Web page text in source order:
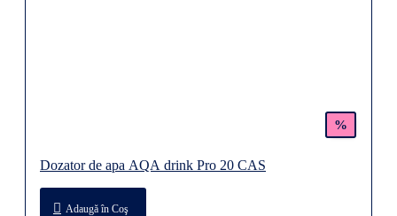
%
Dozator de apa AQA drink Pro 20 CAS
Adaugă în Coş